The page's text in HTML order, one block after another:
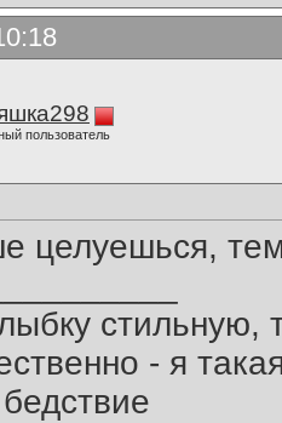
пользователь
целуешься,
стильную,
- я